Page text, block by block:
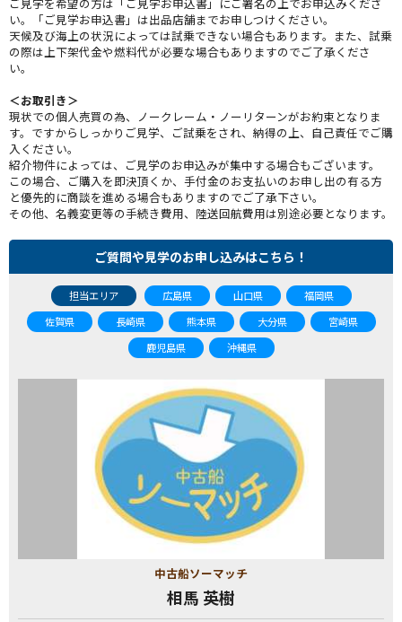
い。「ご見学お申込書」は出品店舗までお申しつけください。
天候及び海上の状況によっては試乗できない場合もあります。また、試乗
の際は上下架代金や燃料代が必要な場合もありますのでご了承くださ
い。
＜お取引き＞
現状での個人売買の為、ノークレーム・ノーリターンがお約束となりま
す。ですからしっかりご見学、ご試乗をされ、納得の上、自己責任でご購
入ください。
紹介物件によっては、ご見学のお申込みが集中する場合もございます。
この場合、ご購入を即決頂くか、手付金のお支払いのお申し出の有る方
と優先的に商談を進める場合もありますのでご了承下さい。
その他、名義変更等の手続き費用、陸送回航費用は別途必要となります。
ご質問や見学のお申し込みはこちら！
担当エリア 広島県 山口県
福岡県
佐賀県
長崎県 熊本県 大分県
宮崎県
鹿児島県
沖縄県
中古船ソーマッチ
相馬 英樹